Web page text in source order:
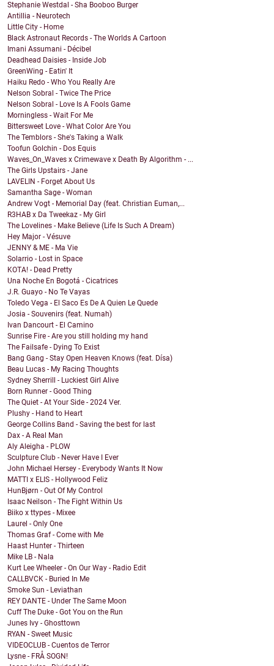
Stephanie Westdal - Sha Booboo Burger
Antillia - Neurotech
Little City - Home
Black Astronaut Records - The Worlds A Cartoon
Imani Assumani - Décibel
Deadhead Daisies - Inside Job
GreenWing - Eatin' It
Haiku Redo - Who You Really Are
Nelson Sobral - Twice The Price
Nelson Sobral - Love Is A Fools Game
Morningless - Wait For Me
Bittersweet Love - What Color Are You
The Temblors - She's Taking a Walk
Toofun Golchin - Dos Equis
Waves_On_Waves x Crimewave x Death By Algorithm - ...
The Girls Upstairs - Jane
LAVELIN - Forget About Us
Samantha Sage - Woman
Andrew Vogt - Memorial Day (feat. Christian Euman,...
R3HAB x Da Tweekaz - My Girl
The Lovelines - Make Believe (Life Is Such A Dream)
Hey Major - Vésuve
JENNY & ME - Ma Vie
Solarrio - Lost in Space
KOTA! - Dead Pretty
Una Noche En Bogotá - Cicatrices
J.R. Guayo - No Te Vayas
Toledo Vega - El Saco Es De A Quien Le Quede
Josia - Souvenirs (feat. Numah)
Ivan Dancourt - El Camino
Sunrise Fire - Are you still holding my hand
The Failsafe - Dying To Exist
Bang Gang - Stay Open Heaven Knows (feat. Dísa)
Beau Lucas - My Racing Thoughts
Sydney Sherrill - Luckiest Girl Alive
Born Runner - Good Thing
The Quiet - At Your Side - 2024 Ver.
Plushy - Hand to Heart
George Collins Band - Saving the best for last
Dax - A Real Man
Aly Aleigha - PLOW
Sculpture Club - Never Have I Ever
John Michael Hersey - Everybody Wants It Now
MATTI x ELIS - Hollywood Feliz
HunBjørn - Out Of My Control
Isaac Neilson - The Fight Within Us
Biiko x ttypes - Mixee
Laurel - Only One
Thomas Graf - Come with Me
Haast Hunter - Thirteen
Mike LB - Nala
Kurt Lee Wheeler - On Our Way - Radio Edit
CALLBVCK - Buried In Me
Smoke Sun - Leviathan
REY DANTE - Under The Same Moon
Cuff The Duke - Got You on the Run
Junes Ivy - Ghosttown
RYAN - Sweet Music
VIDEOCLUB - Cuentos de Terror
Lysne - FRÅ SOGN!